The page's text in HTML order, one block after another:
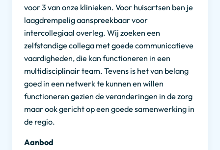
voor 3 van onze klinieken. Voor huisartsen ben je
laagdrempelig aanspreekbaar voor
intercollegiaal overleg. Wij zoeken een
zelfstandige collega met goede communicatieve
vaardigheden, die kan functioneren in een
multidisciplinair team. Tevens is het van belang
goed in een netwerk te kunnen en willen
functioneren gezien de veranderingen in de zorg
maar ook gericht op een goede samenwerking in
de regio.
Aanbod